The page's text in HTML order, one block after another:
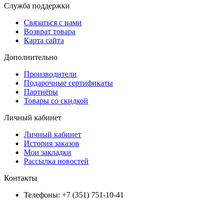
Служба поддержки
Связаться с нами
Возврат товара
Карта сайта
Дополнительно
Производители
Подарочные сертификаты
Партнёры
Товары со скидкой
Личный кабинет
Личный кабинет
История заказов
Мои закладки
Рассылка новостей
Контакты
Телефоны: +7 (351) 751-10-41